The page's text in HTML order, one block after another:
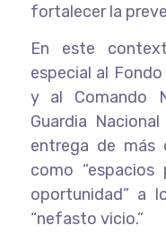
fortalecer la
En este
especial al
y al Comando
Guardia
entrega de más
como
oportunidad” a
“nefasto vicio.”